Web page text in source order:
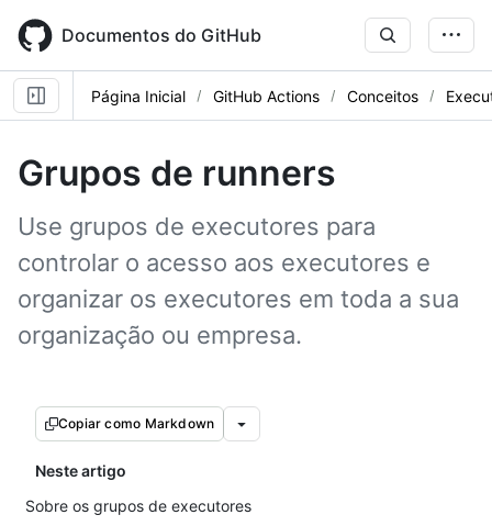
main
content
Documentos do GitHub
Página Inicial GitHub Actions Conceitos
Grupos de runners
Use grupos de executores para
controlar o acesso aos executores e
organizar os executores em toda a sua
organização ou empresa.
Copiar como Markdown
Neste artigo
Sobre os grupos de executores